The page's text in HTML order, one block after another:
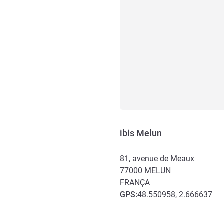
ibis Melun
81, avenue de Meaux
77000 MELUN
FRANÇA
GPS:48.550958, 2.666637